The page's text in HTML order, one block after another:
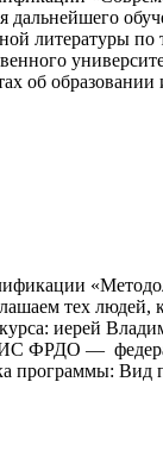
литературы
тех людей,
иерей
ФРДО —
Вид